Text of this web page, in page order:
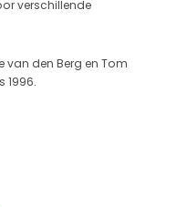
verschillende
van den Berg en Tom
1996.